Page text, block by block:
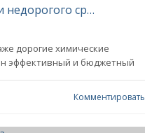
Избавляемся от тараканов в доме при помощи простого и недорогого средства
дорогие химические
эффективный и бюджетный
Комментировать